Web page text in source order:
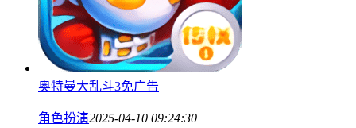
奥特曼大乱斗3免广告
角色扮演2025-04-10 09:24:30